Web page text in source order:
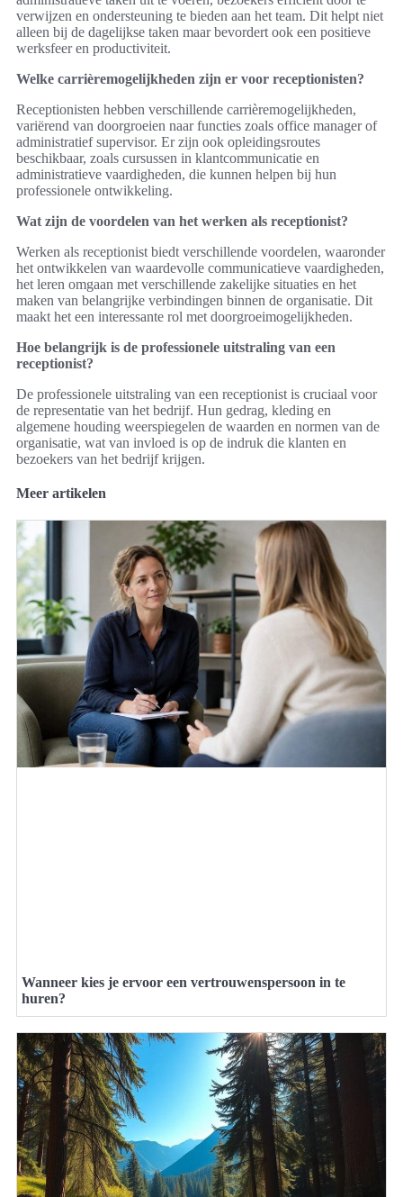
verwijzen en ondersteuning te bieden aan het team. Dit helpt niet
alleen bij de dagelijkse taken maar bevordert ook een positieve
werksfeer en productiviteit.
Welke carrièremogelijkheden zijn er voor receptionisten?
Receptionisten hebben verschillende carrièremogelijkheden,
variërend van doorgroeien naar functies zoals office manager of
administratief supervisor. Er zijn ook opleidingsroutes
beschikbaar, zoals cursussen in klantcommunicatie en
administratieve vaardigheden, die kunnen helpen bij hun
professionele ontwikkeling.
Wat zijn de voordelen van het werken als receptionist?
Werken als receptionist biedt verschillende voordelen, waaronder
het ontwikkelen van waardevolle communicatieve vaardigheden,
het leren omgaan met verschillende zakelijke situaties en het
maken van belangrijke verbindingen binnen de organisatie. Dit
maakt het een interessante rol met doorgroeimogelijkheden.
Hoe belangrijk is de professionele uitstraling van een
receptionist?
De professionele uitstraling van een receptionist is cruciaal voor
de representatie van het bedrijf. Hun gedrag, kleding en
algemene houding weerspiegelen de waarden en normen van de
organisatie, wat van invloed is op de indruk die klanten en
bezoekers van het bedrijf krijgen.
Meer artikelen
Wanneer kies je ervoor een vertrouwenspersoon in te
huren?